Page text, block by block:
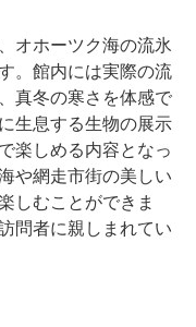
オホーツク海の流氷
。館内には実際の流
真冬の寒さを体感で
生息する生物の展示
楽しめる内容となっ
や網走市街の美しい
しむことができま
問者に親しまれてい